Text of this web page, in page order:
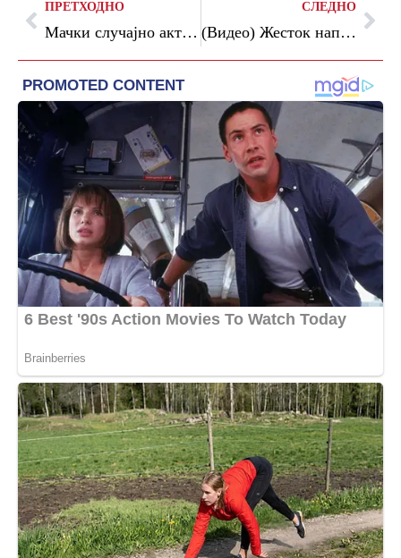
ПРЕТХОДНО
Мачки случајно активирале рингли и предизвикале пожар во стан во Баварија, штетата е 100.000 евра
СЛЕДНО
(Видео) Жесток напад со украински дронови врз рафинеријата во Саратов: пожари на повеќе локации во рускиот енергетски гигант